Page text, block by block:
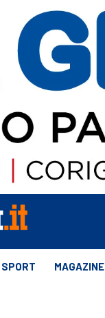
SPORT MAGAZINE